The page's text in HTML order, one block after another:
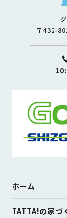
〒432-
ホーム
TATTA!の家づ